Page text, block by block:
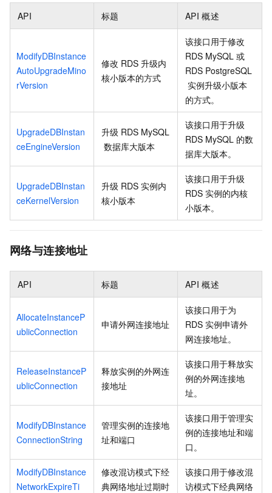
API 标题 API 概述
ModifyDBInstance
AutoUpgradeMino
rVersion
修改 RDS 升级内
核小版本的方式
该接口用于修改
RDS MySQL 或
RDS PostgreSQL
实例升级小版本
的方式。
UpgradeDBInstan
ceEngineVersion
升级 RDS MySQL
数据库大版本
该接口用于升级
RDS MySQL 的数
据库大版本。
UpgradeDBInstan
ceKernelVersion
升级 RDS 实例内
核小版本
该接口用于升级
RDS 实例的内核
小版本。
网络与连接地址
API 标题 API 概述
AllocateInstanceP
ublicConnection
申请外网连接地址
该接口用于为
RDS 实例申请外
网连接地址。
ReleaseInstanceP
ublicConnection
释放实例的外网连
接地址
该接口用于释放实
例的外网连接地
址。
ModifyDBInstance
ConnectionString
管理实例的连接地
址和端口
该接口用于管理实
例的连接地址和端
口。
ModifyDBInstance
NetworkExpireTi
修改混访模式下经
典网络地址过期时
该接口用于修改混
访模式下经典网络